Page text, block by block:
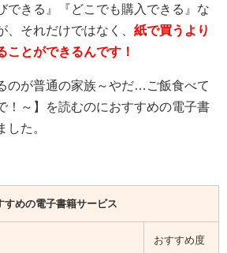
できる』『どこでも購入できる』な
、それだけではなく、 紙で買うより
ことができるんです！
のが普通の家族～やだ…ご飯食べて
！～】を読むのにおすすめの電子書
した。
すめの電子書籍サービス
おすすめ度